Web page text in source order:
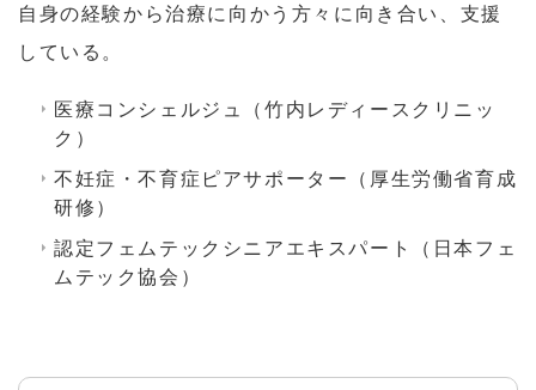
自身の経験から治療に向かう方々に向き合い、支援
している。
医療コンシェルジュ（竹内レディースクリニッ
ク）
不妊症・不育症ピアサポーター（厚生労働省育成
研修）
認定フェムテックシニアエキスパート（日本フェ
ムテック協会）